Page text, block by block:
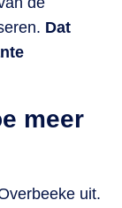
Dat
meer
uit.